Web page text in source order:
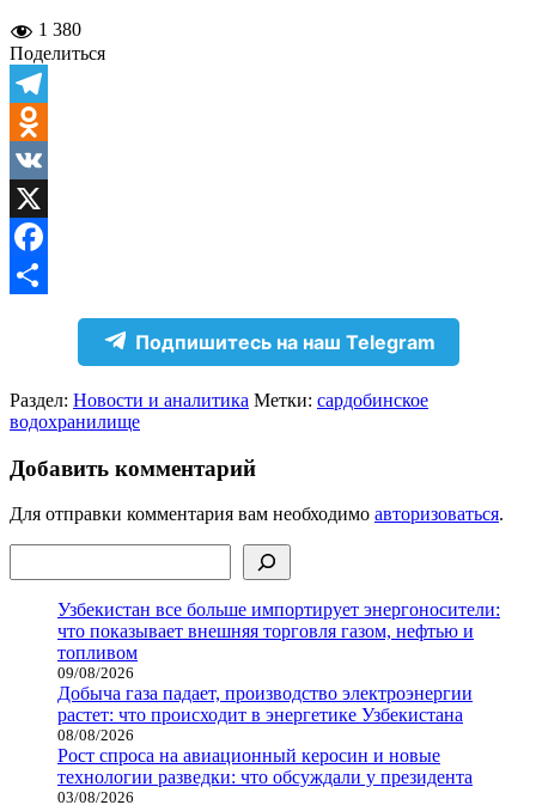
1 380
Поделиться
Telegram
Odnoklassniki
VK
X
Facebook
Подпишитесь на наш Telegram
Раздел: Новости и аналитика Метки: cардобинское
водохранилище
Добавить комментарий
Для отправки комментария вам необходимо авторизоваться.
Узбекистан все больше импортирует энергоносители:
что показывает внешняя торговля газом, нефтью и
топливом
09/08/2026
Добыча газа падает, производство электроэнергии
растет: что происходит в энергетике Узбекистана
08/08/2026
Рост спроса на авиационный керосин и новые
технологии разведки: что обсуждали у президента
03/08/2026